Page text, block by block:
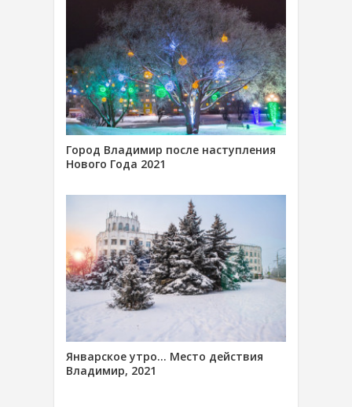
Город Владимир после наступления
Нового Года 2021
Январское утро… Место действия
Владимир, 2021